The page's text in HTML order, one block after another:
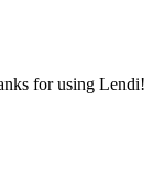
for using Lendi!